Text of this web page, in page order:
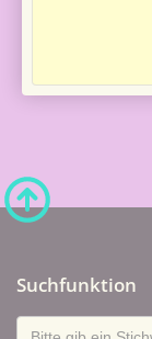
Suchfunktion